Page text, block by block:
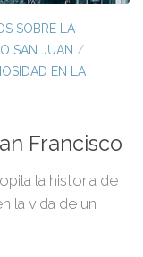
SOBRE LA
SAN JUAN /
EN LA
Francisco
la historia de
la vida de un